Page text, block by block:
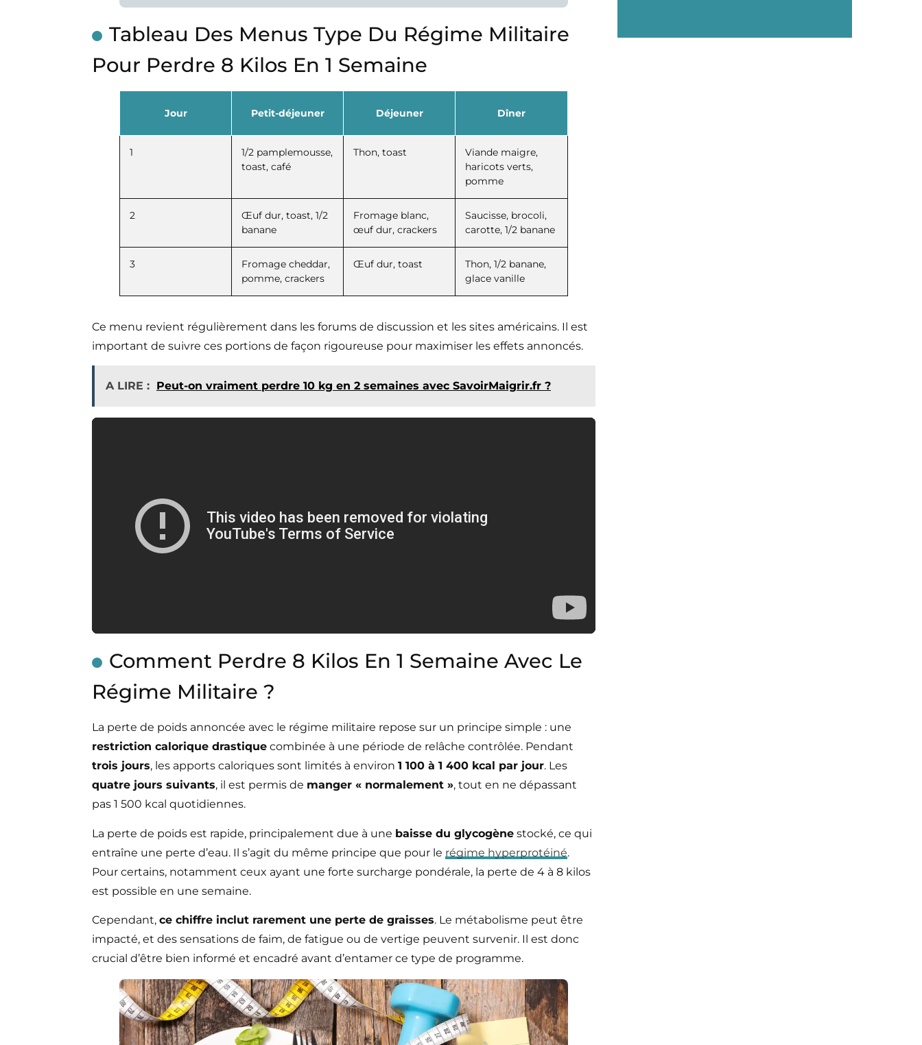
Tableau Des Menus Type Du Régime Militaire
Pour Perdre 8 Kilos En 1 Semaine
Jour Petit-déjeuner Déjeuner Dîner
1
1/2 pamplemousse,
toast, café
Thon, toast
Viande maigre,
haricots verts,
pomme
2
Œuf dur, toast, 1/2
banane
Fromage blanc,
œuf dur, crackers
Saucisse, brocoli,
carotte, 1/2 banane
3
Fromage cheddar,
pomme, crackers
Œuf dur, toast
Thon, 1/2 banane,
glace vanille
Ce menu revient régulièrement dans les forums de discussion et les sites américains. Il est
important de suivre ces portions de façon rigoureuse pour maximiser les effets annoncés.
A LIRE : Peut-on vraiment perdre 10 kg en 2 semaines avec SavoirMaigrir.fr ?
Comment Perdre 8 Kilos En 1 Semaine Avec Le
Régime Militaire ?
La perte de poids annoncée avec le régime militaire repose sur un principe simple : une
restriction calorique drastique combinée à une période de relâche contrôlée. Pendant
trois jours, les apports caloriques sont limités à environ 1 100 à 1 400 kcal par jour. Les
quatre jours suivants, il est permis de manger « normalement », tout en ne dépassant
pas 1 500 kcal quotidiennes.
La perte de poids est rapide, principalement due à une baisse du glycogène stocké, ce qui
entraîne une perte d’eau. Il s’agit du même principe que pour le régime hyperprotéiné.
Pour certains, notamment ceux ayant une forte surcharge pondérale, la perte de 4 à 8 kilos
est possible en une semaine.
Cependant, ce chiffre inclut rarement une perte de graisses. Le métabolisme peut être
impacté, et des sensations de faim, de fatigue ou de vertige peuvent survenir. Il est donc
crucial d’être bien informé et encadré avant d’entamer ce type de programme.